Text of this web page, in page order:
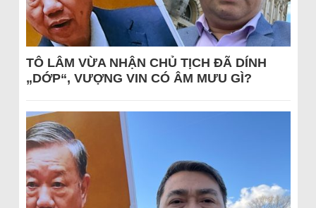
TÔ LÂM VỪA NHẬN CHỦ TỊCH ĐÃ DÍNH
„DỚP“, VƯỢNG VIN CÓ ÂM MƯU GÌ?